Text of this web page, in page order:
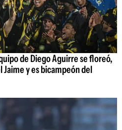
de Diego Aguirre se floreó,
y es bicampeón del